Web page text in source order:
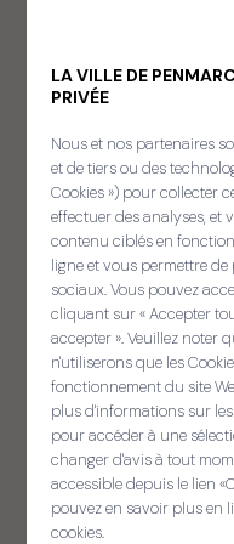
LA VILLE DE
PRIVÉE
Nous et nos partenaires
et de tiers ou des
Cookies ») pour collecter
effectuer des analyses,
contenu ciblés en
ligne et vous permettre
sociaux. Vous pouvez
cliquant sur « Accepter
accepter ». Veuillez noter
n'utiliserons que les
fonctionnement du site
plus d'informations sur
pour accéder à une
changer d'avis à tout
accessible depuis le lien
pouvez en savoir plus en
cookies.
Sellit ouzh ar
CONSULTER
le